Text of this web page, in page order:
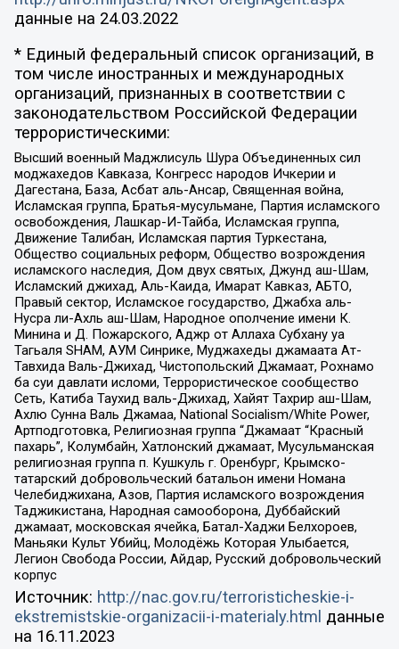
данные на 24.03.2022
* Единый федеральный список организаций, в
том числе иностранных и международных
организаций, признанных в соответствии с
законодательством Российской Федерации
террористическими:
Высший военный Маджлисуль Шура Объединенных сил
моджахедов Кавказа, Конгресс народов Ичкерии и
Дагестана, База, Асбат аль-Ансар, Священная война,
Исламская группа, Братья-мусульмане, Партия исламского
освобождения, Лашкар-И-Тайба, Исламская группа,
Движение Талибан, Исламская партия Туркестана,
Общество социальных реформ, Общество возрождения
исламского наследия, Дом двух святых, Джунд аш-Шам,
Исламский джихад, Аль-Каида, Имарат Кавказ, АБТО,
Правый сектор, Исламское государство, Джабха аль-
Нусра ли-Ахль аш-Шам, Народное ополчение имени К.
Минина и Д. Пожарского, Аджр от Аллаха Субхану уа
Тагьаля SHAM, АУМ Синрике, Муджахеды джамаата Ат-
Тавхида Валь-Джихад, Чистопольский Джамаат, Рохнамо
ба суи давлати исломи, Террористическое сообщество
Сеть, Катиба Таухид валь-Джихад, Хайят Тахрир аш-Шам,
Ахлю Сунна Валь Джамаа, National Socialism/White Power,
Артподготовка, Религиозная группа “Джамаат “Красный
пахарь”, Колумбайн, Хатлонский джамаат, Мусульманская
религиозная группа п. Кушкуль г. Оренбург, Крымско-
татарский добровольческий батальон имени Номана
Челебиджихана, Азов, Партия исламского возрождения
Таджикистана, Народная самооборона, Дуббайский
джамаат, московская ячейка, Батал-Хаджи Белхороев,
Маньяки Культ Убийц, Молодёжь Которая Улыбается,
Легион Свобода России, Айдар, Русский добровольческий
корпус
Источник: http://nac.gov.ru/terroristicheskie-i-
ekstremistskie-organizacii-i-materialy.html данные
на 16.11.2023